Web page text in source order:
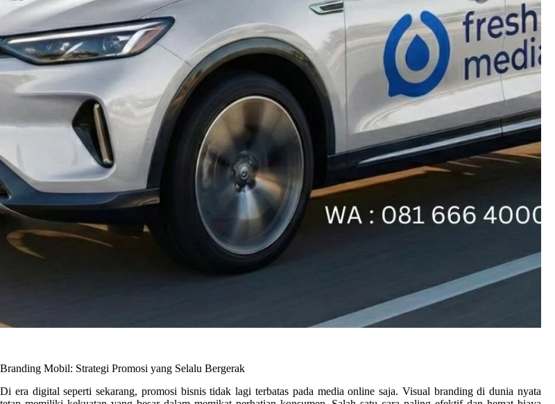
Branding Mobil: Strategi Promosi yang Selalu Bergerak
Di era digital seperti sekarang, promosi bisnis tidak lagi terbatas pada media online saja. Visual branding di dunia nyata